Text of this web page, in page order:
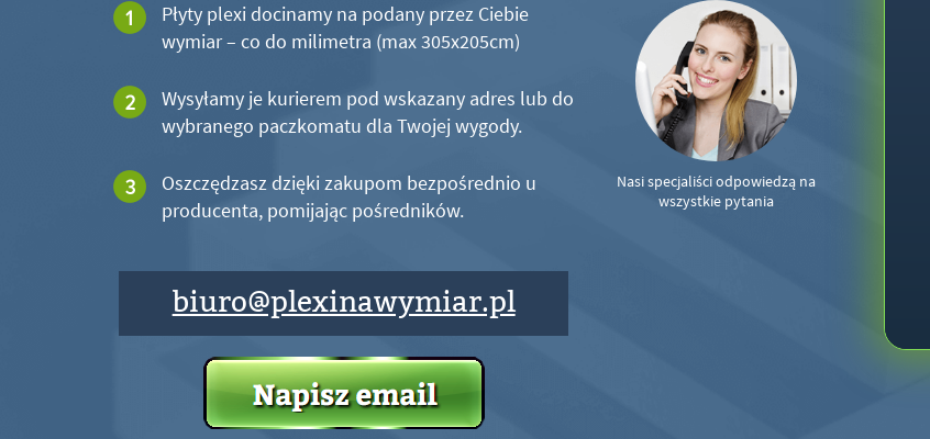
Płyty plexi docinamy na podany przez Ciebie
wymiar – co do milimetra (max 305x205cm)
Wysyłamy je kurierem pod wskazany adres lub do
wybranego paczkomatu dla Twojej wygody.
Oszczędzasz dzięki zakupom bezpośrednio u
producenta, pomijając pośredników.
biuro@plexinawymiar.pl
Nasi specjaliści odpowiedzą na
wszystkie pytania